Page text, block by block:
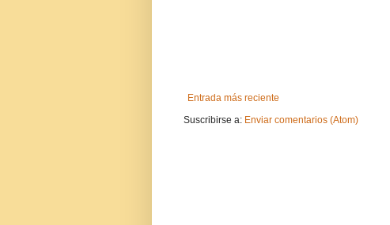
Entrada más reciente
Suscribirse a: Enviar comentarios (Atom)